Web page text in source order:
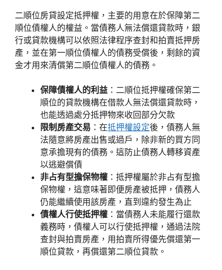
二順位房貸設定抵押權，主要的用意在於保障第二
順位債權人的權益。當債務人無法償還貸款時，銀
行或貸款機構可以依照法律程序查封和拍賣抵押房
產，並在第一順位債權人的債務受償後，剩餘的資
金才用來清償第二順位債權人的債務。
保障債權人的利益 ：二順位抵押權確保第二
順位的貸款機構在借款人無法償還貸款時，
也能透過處分抵押物來收回部分欠款
限制房產交易 ：在抵押權設定後，債務人無
法隨意將房產出售或過戶，除非新的買方同
意承擔現有的債務。這防止債務人轉移資產
以逃避償債
非占有型擔保物權 ：抵押權屬於非占有型擔
保物權，這意味著即便房產被抵押，債務人
仍能繼續使用該房產，直到違約發生為止
債權人行使抵押權 ：當債務人未能履行還款
義務時，債權人可以行使抵押權，通過法院
查封與拍賣房產，用拍賣所得優先償還第一
順位貸款，再償還第二順位貸款。